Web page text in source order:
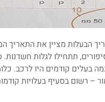
הבעלות מציין את התאריך
אם מתחילים סיפורים, תתחילו
בעלים קודמים היו לרכב.